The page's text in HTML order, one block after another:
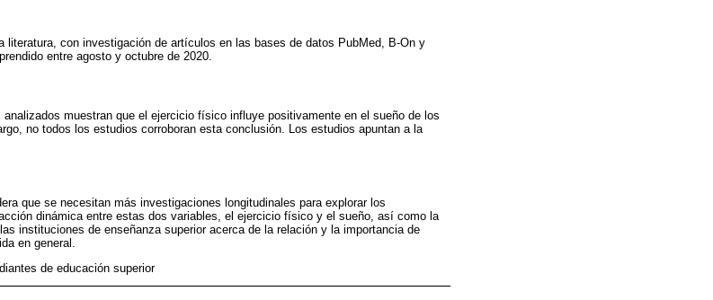
literatura, con investigación de artículos en las bases de datos PubMed, B-On y
entre agosto y octubre de 2020.
muestran que el ejercicio físico influye positivamente en el sueño de los
no todos los estudios corroboran esta conclusión. Los estudios apuntan a la
que se necesitan más investigaciones longitudinales para explorar los
dinámica entre estas dos variables, el ejercicio físico y el sueño, así como la
instituciones de enseñanza superior acerca de la relación y la importancia de
en general.
de educación superior